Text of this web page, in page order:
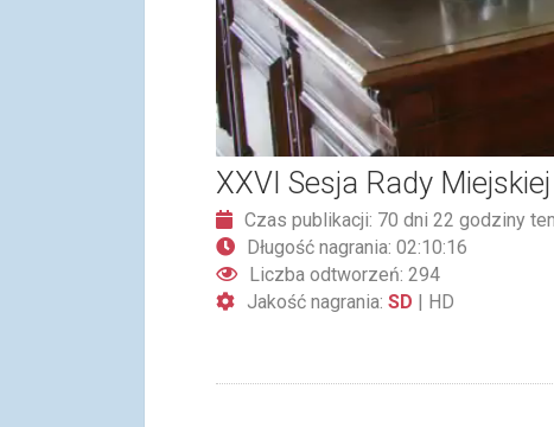
XXVI Sesja Rady
Czas publikacji: 70 dni 22 godziny
Długość nagrania: 02:10:16
Liczba odtworzeń: 294
Jakość nagrania: SD HD